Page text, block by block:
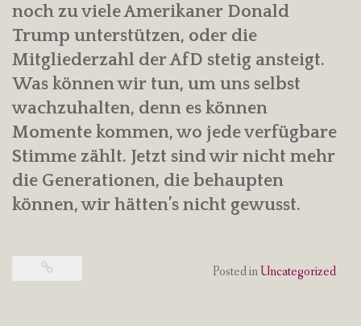
noch zu viele Amerikaner Donald
Trump unterstützen, oder die
Mitgliederzahl der AfD stetig ansteigt.
Was können wir tun, um uns selbst
wachzuhalten, denn es können
Momente kommen, wo jede verfügbare
Stimme zählt. Jetzt sind wir nicht mehr
die Generationen, die behaupten
können, wir hätten’s nicht gewusst.
Posted inUncategorized